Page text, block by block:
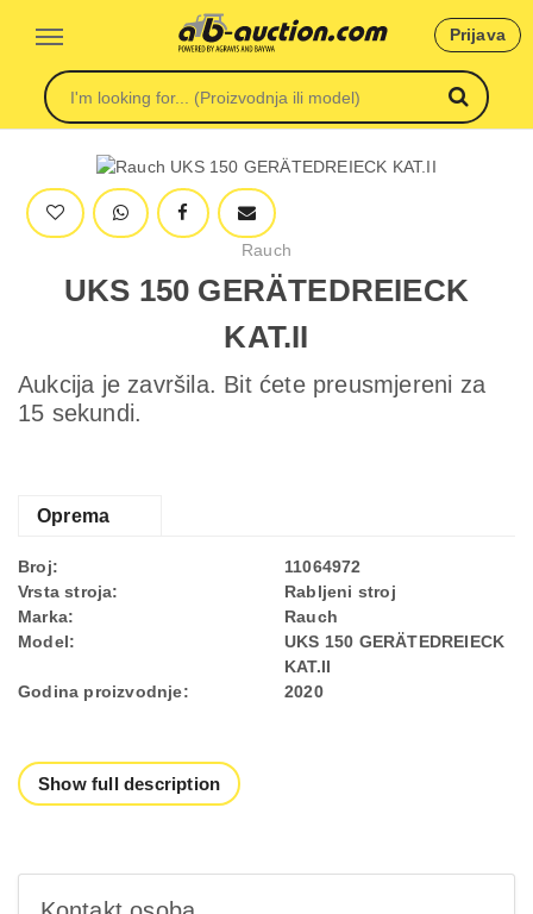
Prijava
Rauch
UKS 150 GERÄTEDREIECK
KAT.II
Aukcija je završila. Bit ćete preusmjereni za
15 sekundi.
Oprema
Broj:
11064972
Vrsta stroja:
Rabljeni stroj
Marka:
Rauch
Model:
UKS 150 GERÄTEDREIECK
KAT.II
Godina proizvodnje:
2020
Show full description